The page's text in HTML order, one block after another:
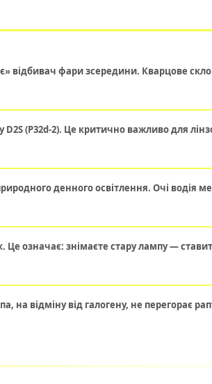
відбивач фари зсередини. Кварцове
(P32d-2). Це критично важливо для
денного освітлення. Очі водія
Це означає: знімаєте стару лампу —
на відміну від галогену, не перегорає